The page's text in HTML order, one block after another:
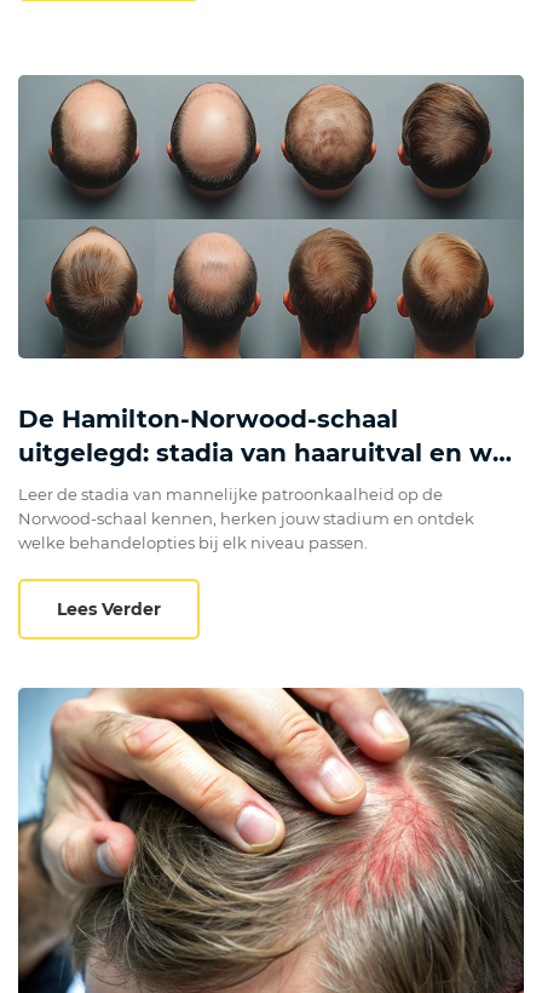
De Hamilton-Norwood-schaal
uitgelegd: stadia van haaruitval en wat
je kunt doen
Leer de stadia van mannelijke patroonkaalheid op de
Norwood-schaal kennen, herken jouw stadium en ontdek
welke behandelopties bij elk niveau passen.
Lees VerderDe Hamilton-Norwood-schaal uitgelegd: